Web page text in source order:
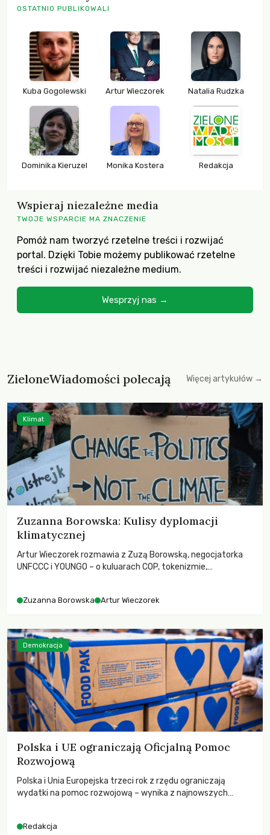
OSTATNIO PUBLIKOWALI
Kuba Gogolewski Artur Wieczorek Natalia Rudzka
Dominika Kieruzel Monika Kostera Redakcja
Wspieraj niezależne media
TWOJE WSPARCIE MA ZNACZENIE
Pomóż nam tworzyć rzetelne treści i rozwijać
portal. Dzięki Tobie możemy publikować rzetelne
treści i rozwijać niezależne medium.
Wesprzyj nas →
ZieloneWiadomości polecają Więcej artykułów →
Zuzanna Borowska: Kulisy dyplomacji
klimatycznej
Artur Wieczorek rozmawia z Zuzą Borowską, negocjatorka
UNFCCC i YOUNGO – o kuluarach COP, tokenizmie,
Zuzanna Borowska Artur Wieczorek
Klimat
Polska i UE ograniczają Oficjalną Pomoc
Rozwojową
Polska i Unia Europejska trzeci rok z rzędu ograniczają
wydatki na pomoc rozwojową – wynika z najnowszych
odnotowano największe tąpnięcie ODA w historii. Jakie będą
Redakcja
Demokracja